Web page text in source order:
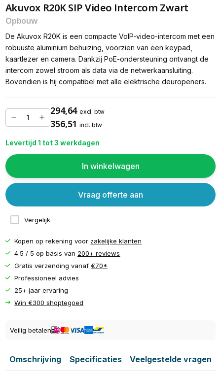
Akuvox R20K SIP Video Intercom Zwart
Opbouw
De Akuvox R20K is een compacte VoIP-video-intercom met een
robuuste aluminium behuizing, voorzien van een keypad,
kaartlezer en camera. Dankzij PoE-ondersteuning ontvangt de
intercom zowel stroom als data via de netwerkaansluiting.
Bovendien is hij compatibel met alle elektrische deuropeners.
294,64 excl. btw
356,51 incl. btw
Levertijd 1 tot 3 werkdagen
In winkelwagen
Vergelijk
Vraag offerte aan
Kopen op rekening voor zakelijke klanten
4.5 / 5 op basis van 200+ reviews
Gratis verzending vanaf€70*
Professioneel advies
25+ jaar ervaring
Win €300 shoptegoed
Veilig betalen
Omschrijving Specificaties Veelgestelde vragen